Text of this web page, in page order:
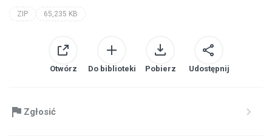
ZIP 65,235 KB
Otwórz Do biblioteki Pobierz Udostępnij
Zgłosić